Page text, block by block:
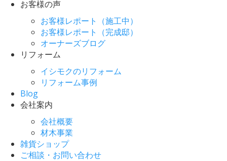
お客様の声
お客様レポート（施工中）
お客様レポート（完成邸）
オーナーズブログ
リフォーム
イシモクのリフォーム
リフォーム事例
Blog
会社案内
会社概要
材木事業
雑貨ショップ
ご相談・お問い合わせ